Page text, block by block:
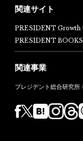
関連サイト
PRESIDENT Growth
PRESIDENT BOOKS
関連事業
プレジデント総合研究所